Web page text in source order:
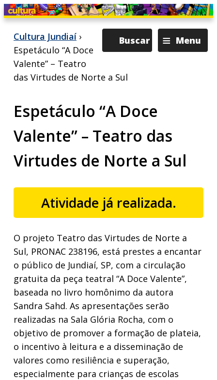
≡ Menu
Buscar
Cultura Jundiaí ›
Espetáculo “A Doce
Valente” – Teatro
das Virtudes de Norte a Sul
Espetáculo “A Doce
Valente” – Teatro das
Virtudes de Norte a Sul
Atividade já realizada.
O projeto Teatro das Virtudes de Norte a
Sul, PRONAC 238196, está prestes a encantar
o público de Jundiaí, SP, com a circulação
gratuita da peça teatral “A Doce Valente”,
baseada no livro homônimo da autora
Sandra Sahd. As apresentações serão
realizadas na Sala Glória Rocha, com o
objetivo de promover a formação de plateia,
o incentivo à leitura e a disseminação de
valores como resiliência e superação,
especialmente para crianças de escolas